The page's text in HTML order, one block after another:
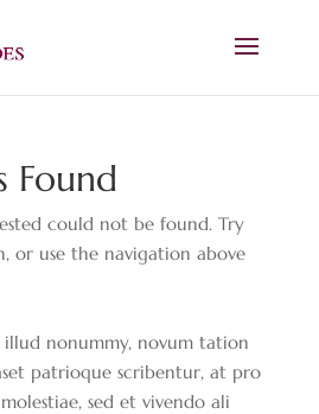
Found
could not be found. Try
or use the navigation above
illud nonummy, novum tation
patrioque scribentur, at pro
sed et vivendo ali